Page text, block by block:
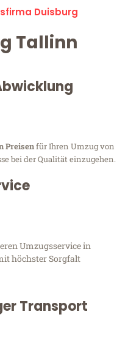
Duisburg
Tallinn
Preisenfür Ihren Umzug von
bei der Qualität einzugehen.
Umzugsservice in
höchster Sorgfalt
Transport